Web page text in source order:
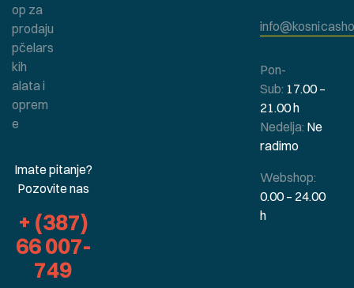
op za
prodaju
pčelars
kih
alata i
oprem
e
Imate pitanje?
Pozovite nas
+ (387)
66 007-
749
Pon-
Sub: 17.00 –
21.00 h
Nedelja: Ne
radimo
Webshop:
0.00 – 24.00
h